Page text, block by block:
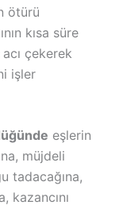
ötürü
kısa süre
çekerek
işler
eşlerin
müjdeli
tadacağına,
kazancını